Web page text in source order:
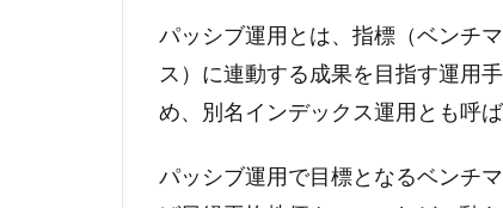
パッシブ運用とは、指標（ベンチ
ス）に連動する成果を目指す運用
め、別名インデックス運用とも呼ば
パッシブ運用で目標となるベンチ